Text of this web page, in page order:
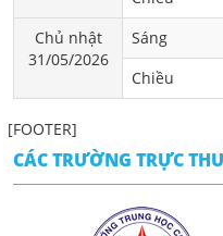
Chủ nhật
31/05/2026
Sáng
Chiều
[FOOTER]
CÁC TRƯỜNG TRỰC